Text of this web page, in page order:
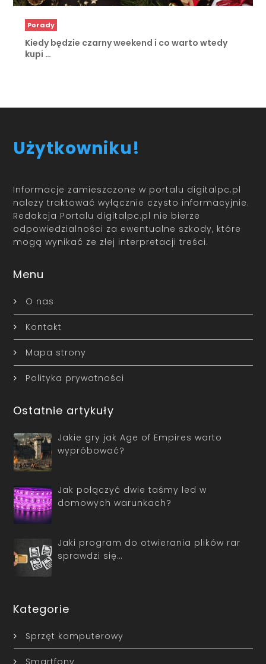
Porady
Kiedy będzie czarny weekend i co warto wtedy
kupi …
Użytkowniku!
Informacje zamieszczone w portalu digitalpc.pl
należy traktować wyłącznie czysto informacyjnie.
Redakcja Portalu digitalpc.pl nie bierze
odpowiedzialności za ewentualne szkody, które
mogą wynikać ze złej interpretacji treści.
Menu
O nas
Kontakt
Mapa strony
Polityka prywatności
Ostatnie artykuły
Jakie gry jak Age of Empires warto
wypróbować?
Jak połączyć dwie taśmy led w
domowych warunkach?
Jaki program do otwierania plików rar
sprawdzi się…
Kategorie
Sprzęt komputerowy
Smartfony